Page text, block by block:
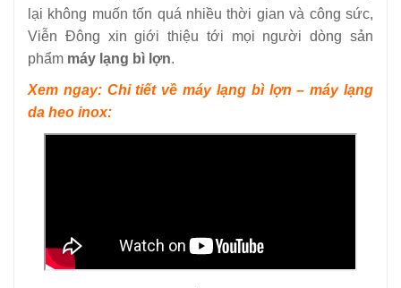
lại không muốn tốn quá nhiều thời gian và công sức,
Viễn Đông xin giới thiệu tới mọi người dòng sản
phẩm máy lạng bì lợn.
Xem ngay: Chi tiết về máy lạng bì lợn – máy lạng
da heo inox: